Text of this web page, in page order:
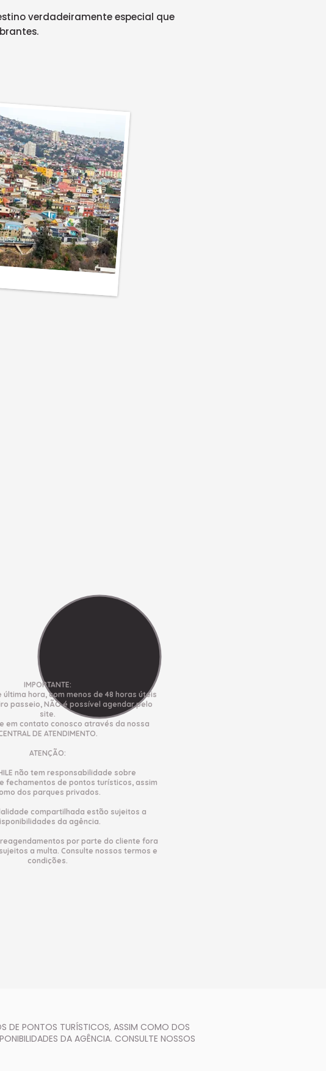
verdadeiramente especial que
IMPORTANTE:
última hora, com menos de 48 horas úteis
passeio, NÃO é possível agendar pelo
site.
em contato conosco através da nossa
DE ATENDIMENTO.
ATENÇÃO:
não tem responsabilidade sobre
fechamentos de pontos turísticos, assim
dos parques privados.
compartilhada estão sujeitos a
da agência.
por parte do cliente fora
a multa. Consulte nossos termos e
condições.
DE PONTOS TURÍSTICOS, ASSIM COMO DOS
DA AGÊNCIA. CONSULTE NOSSOS